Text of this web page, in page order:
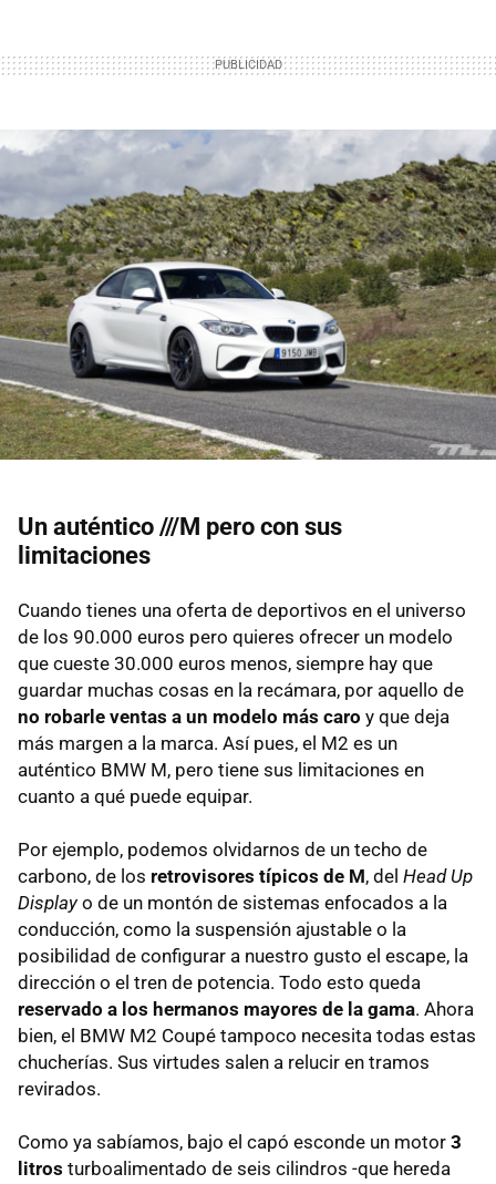
Un auténtico ///M pero con sus
limitaciones
Cuando tienes una oferta de deportivos en el universo
de los 90.000 euros pero quieres ofrecer un modelo
que cueste 30.000 euros menos, siempre hay que
guardar muchas cosas en la recámara, por aquello de
no robarle ventas a un modelo más caro y que deja
más margen a la marca. Así pues, el M2 es un
auténtico BMW M, pero tiene sus limitaciones en
cuanto a qué puede equipar.
Por ejemplo, podemos olvidarnos de un techo de
carbono, de los retrovisores típicos de M, del Head Up
Displayo de un montón de sistemas enfocados a la
conducción, como la suspensión ajustable o la
posibilidad de configurar a nuestro gusto el escape, la
dirección o el tren de potencia. Todo esto queda
reservado a los hermanos mayores de la gama. Ahora
bien, el BMW M2 Coupé tampoco necesita todas estas
chucherías. Sus virtudes salen a relucir en tramos
revirados.
Como ya sabíamos, bajo el capó esconde un motor 3
litros turboalimentado de seis cilindros -que hereda